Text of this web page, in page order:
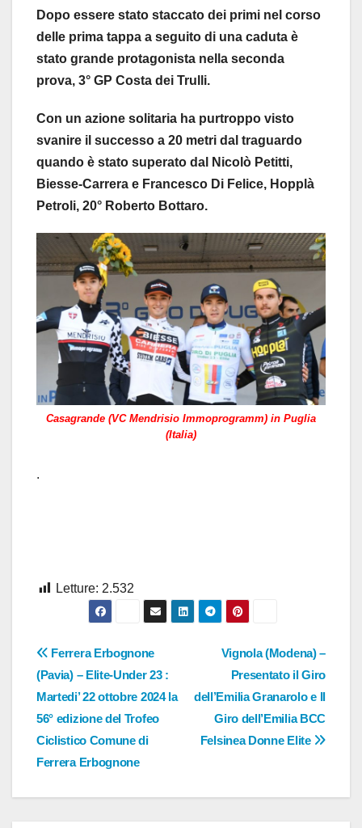
Dopo essere stato staccato dei primi nel corso
delle prima tappa a seguito di una caduta è
stato grande protagonista nella seconda
prova, 3° GP Costa dei Trulli.
Con un azione solitaria ha purtroppo visto
svanire il successo a 20 metri dal traguardo
quando è stato superato dal Nicolò Petitti,
Biesse-Carrera e Francesco Di Felice, Hopplà
Petroli, 20° Roberto Bottaro.
Casagrande (VC Mendrisio Immoprogramm) in Puglia
(Italia)
.
Letture: 2.532
Navigazione
articoli
Vignola (Modena) –
Presentato il Giro
dell’Emilia Granarolo e Il
Giro dell’Emilia BCC
Felsinea Donne Elite
Ferrera Erbognone
(Pavia) – Elite-Under 23 :
Martedi’ 22 ottobre 2024 la
56° edizione del Trofeo
Ciclistico Comune di
Ferrera Erbognone